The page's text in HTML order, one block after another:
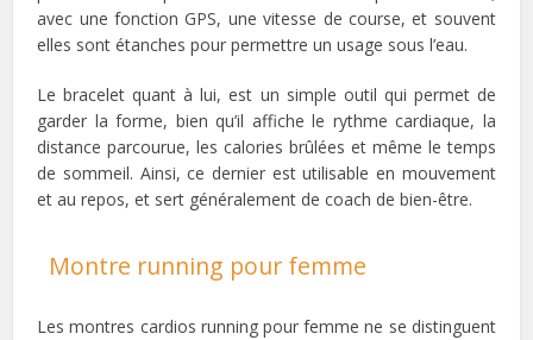
avec une fonction GPS, une vitesse de course, et souvent
elles sont étanches pour permettre un usage sous l’eau.
Le bracelet quant à lui, est un simple outil qui permet de
garder la forme, bien qu’il affiche le rythme cardiaque, la
distance parcourue, les calories brûlées et même le temps
de sommeil. Ainsi, ce dernier est utilisable en mouvement
et au repos, et sert généralement de coach de bien-être.
Montre running pour femme
Les montres cardios running pour femme ne se distinguent